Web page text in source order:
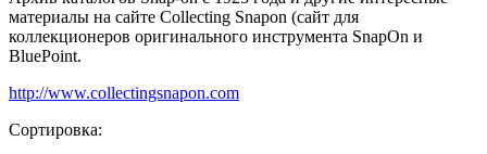
материалы на сайте Collecting Snapon (сайт для
коллекционеров оригинального инструмента SnapOn и
BluePoint.
http://www.collectingsnapon.com
Сортировка: